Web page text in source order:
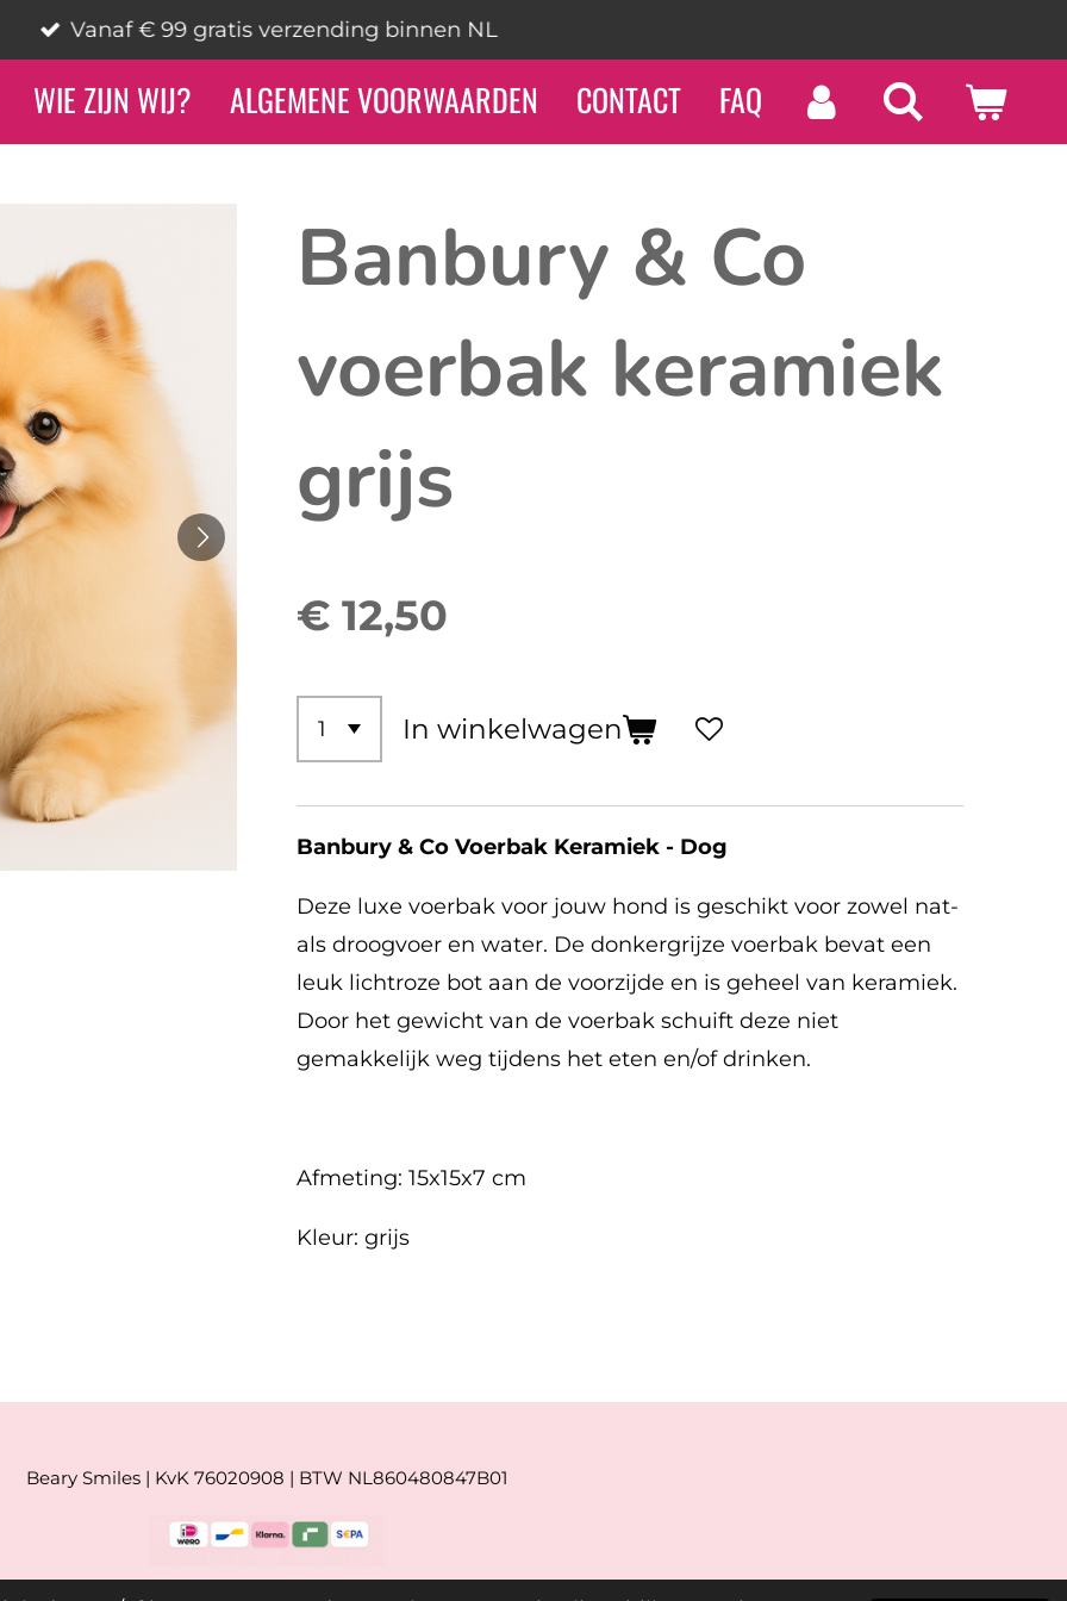
Vanaf € 99 gratis verzending binnen NL
WIE ZIJN WIJ? ALGEMENE VOORWAARDEN CONTACT FAQ
Banbury & Co
voerbak keramiek
grijs
€ 12,50
In winkelwagen
Banbury & Co Voerbak Keramiek - Dog
Deze luxe voerbak voor jouw hond is geschikt voor zowel nat-
als droogvoer en water. De donkergrijze voerbak bevat een
leuk lichtroze bot aan de voorzijde en is geheel van keramiek.
Door het gewicht van de voerbak schuift deze niet
gemakkelijk weg tijdens het eten en/of drinken.
Afmeting: 15x15x7 cm
Kleur: grijs
Beary Smiles | KvK 76020908 | BTW NL860480847B01